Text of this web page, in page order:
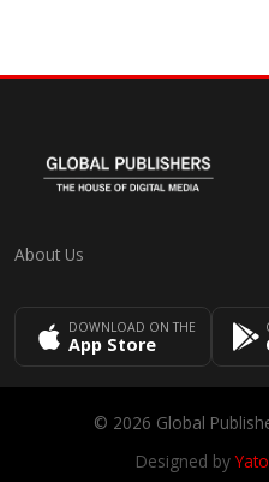
About Us
DOWNLOAD ON THE
App Store
© 2026 Global
Designed by